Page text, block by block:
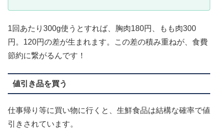
1回あたり300g使うとすれば、胸肉180円、もも肉300
円。120円の差が生まれます。この差の積み重ねが、食費
節約に繋がるんです！
値引き品を買う
仕事帰り等に買い物に行くと、生鮮食品は結構な確率で値
引きされています。